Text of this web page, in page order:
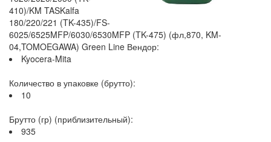
410)/KM TASKalfa
180/220/221 (TK-435)/FS-
6025/6525MFP/6030/6530MFP (TK-475) (фл,870, KM-
04,TOMOEGAWA) Green Line Вендор:
Kyocera-Mita
Количество в упаковке (брутто):
10
Брутто (гр) (приблизительный):
935